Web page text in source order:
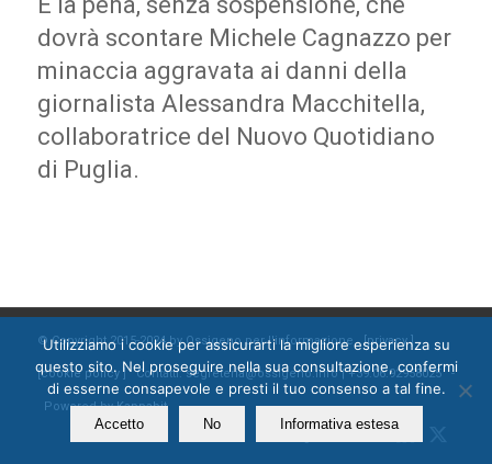
dovrà scontare Michele Cagnazzo per
minaccia aggravata ai danni della
giornalista Alessandra Macchitella,
collaboratrice del Nuovo Quotidiano
di Puglia.
© Copyright 2015-2024 by Ossigeno per l'informazione [privacy]
[cookie policy ] Contatti: segreteria@ossigeno.info | +39.06.92958025 -
Powered byKappabit
Utilizziamo i cookie per assicurarti la migliore esperienza su
questo sito. Nel proseguire nella sua consultazione, confermi
di esserne consapevole e presti il tuo consenso a tal fine.
Accetto No Informativa estesa